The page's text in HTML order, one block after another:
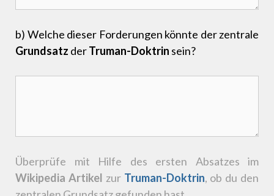
b) Welche dieser Forderungen könnte der zentrale
Grundsatz derTruman-Doktrin sein?
Überprüfe mit Hilfe des ersten Absatzes im
Wikipedia Artikel zur Truman-Doktrin, ob du den